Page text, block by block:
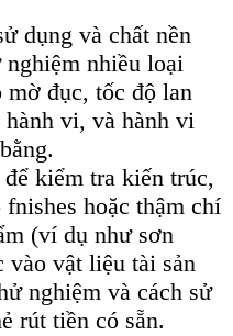
dụng và chất nền
nhiều loại
mờ đục, tốc độ lan
vi, và hành vi
kiểm tra kiến ​​trúc,
hoặc thậm chí
(ví dụ như sơn
vào vật liệu tài sản
nghiệm và cách sử
rút tiền có sẵn.